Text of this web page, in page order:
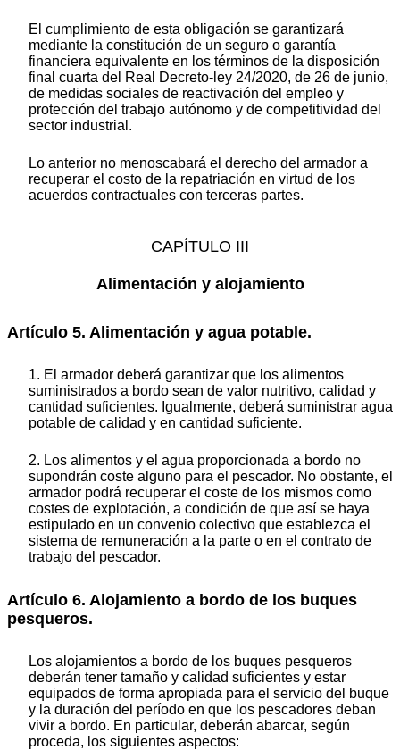
El cumplimiento de esta obligación se garantizará
mediante la constitución de un seguro o garantía
financiera equivalente en los términos de la disposición
final cuarta del Real Decreto-ley 24/2020, de 26 de junio,
de medidas sociales de reactivación del empleo y
protección del trabajo autónomo y de competitividad del
sector industrial.
Lo anterior no menoscabará el derecho del armador a
recuperar el costo de la repatriación en virtud de los
acuerdos contractuales con terceras partes.
CAPÍTULO III
Alimentación y alojamiento
Artículo 5. Alimentación y agua potable.
1. El armador deberá garantizar que los alimentos
suministrados a bordo sean de valor nutritivo, calidad y
cantidad suficientes. Igualmente, deberá suministrar agua
potable de calidad y en cantidad suficiente.
2. Los alimentos y el agua proporcionada a bordo no
supondrán coste alguno para el pescador. No obstante, el
armador podrá recuperar el coste de los mismos como
costes de explotación, a condición de que así se haya
estipulado en un convenio colectivo que establezca el
sistema de remuneración a la parte o en el contrato de
trabajo del pescador.
Artículo 6. Alojamiento a bordo de los buques
pesqueros.
Los alojamientos a bordo de los buques pesqueros
deberán tener tamaño y calidad suficientes y estar
equipados de forma apropiada para el servicio del buque
y la duración del período en que los pescadores deban
vivir a bordo. En particular, deberán abarcar, según
proceda, los siguientes aspectos: